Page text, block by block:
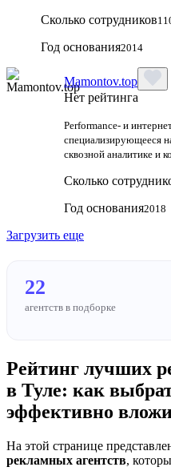
Сколько сотрудников
Год основания2014
Mamontov.top
Нет рейтинга
Performance‑ и
специализирующееся
сквозной аналитике и
Сколько
Год основания2018
Загрузить еще
22
агентств в подборке
Рейтинг лучших
в Туле: как
эффективно
На этой странице
рекламных агентств,